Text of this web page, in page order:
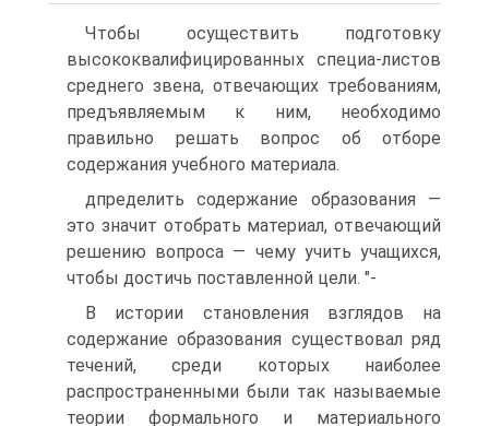
Чтобы осуществить подготовку
высококвалифицированных специа-листов
среднего звена, отвечающих требованиям,
предъявляемым к ним, необходимо
правильно решать вопрос об отборе
содержания учебного материала.
дпределить содержание образования —
это значит отобрать материал, отвечающий
решению вопроса — чему учить учащихся,
чтобы достичь поставленной цели. "-
В истории становления взглядов на
содержание образования существовал ряд
течений, среди которых наиболее
распространенными были так называемые
теории формального и материального